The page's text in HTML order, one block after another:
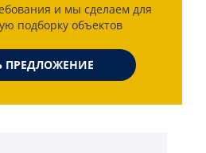
и мы сделаем для
подборку объектов
ПРЕДЛОЖЕНИЕ